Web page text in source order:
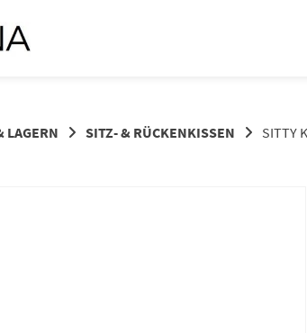
LAGERN SITZ- & RÜCKENKISSEN SITTY